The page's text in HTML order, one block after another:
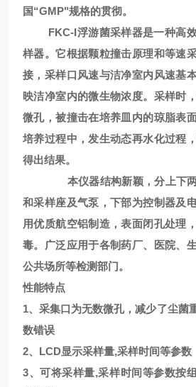
国“GMP"规格的贯彻。
FKC-I浮游菌采样器是一种高
样器。它根据颗粒撞击原理和等速
接，采样口风速与洁净室内风速基
映洁净室内的微生物浓度。采样时
微孔，被撞击在培养皿内的琼脂表
培养过程中，发生动态再水化过程
得出结果。
本仪器结构新颖，分上下两
和采样座及气泵，下部为控制器及
用优质航空铝制造，表面闭孔处理
毒。
广泛应用于各制药厂、医院、
公共场所等检测部门。
性能特点
1、采集口为无数微孔，减少了尘菌
数错误
2、 LCD显示采样量,采样时间等参数
3、可将采样量,采样时间等参数按